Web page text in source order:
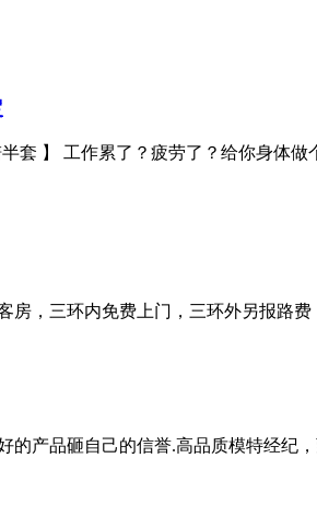
半套 】 工作累了？疲劳了？给你身
，三环内免费上门，三环外另报路费
产品砸自己的信誉.高品质模特经纪